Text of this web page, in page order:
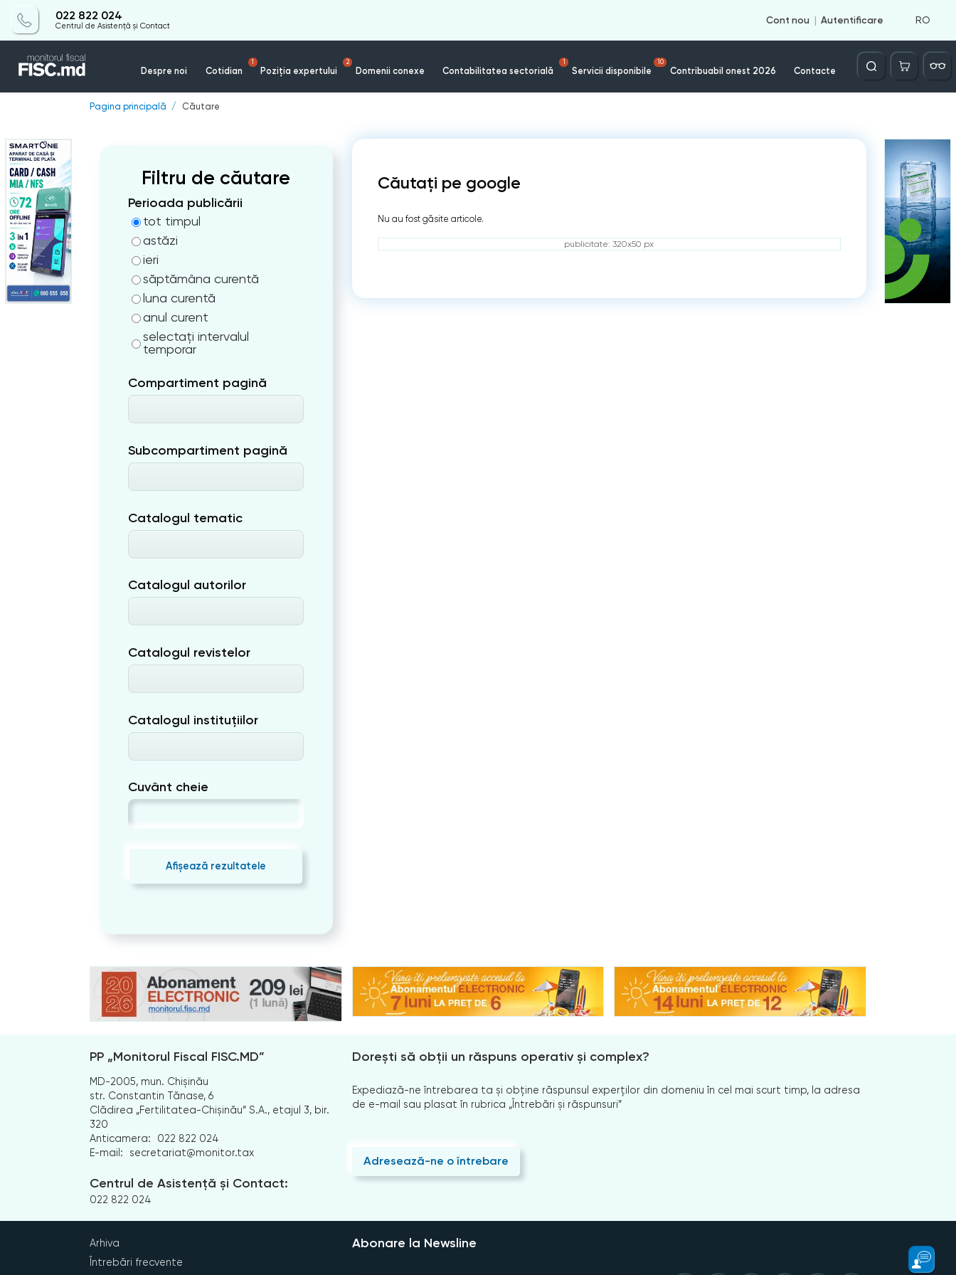
022 822 024
Centrul de Asistență și Contact
Cont nou Autentificare RO
Despre noi Cotidian
1
Poziția expertului
2
Domenii conexe Contabilitatea sectorială
1
Servicii disponibile
10
Contribuabil onest 2026 Contacte
Căutare
Pagina principală Căutare
Filtru de căutare
Perioada publicării
tot timpul
astăzi
ieri
săptămâna curentă
luna curentă
anul curent
selectați intervalul
temporar
Compartiment pagină
Subcompartiment pagină
Catalogul tematic
Catalogul autorilor
Catalogul revistelor
Catalogul instituțiilor
Cuvânt cheie
Afișează rezultatele
Căutați pe google
Nu au fost găsite articole.
publicitate: 320x50 px
PP „Monitorul Fiscal FISC.MD”
MD-2005, mun. Chișinău
str. Constantin Tănase, 6
Clădirea „Fertilitatea-Chișinău” S.A., etajul 3, bir.
320
Anticamera:
022 822 024
E-mail:
secretariat@monitor.tax
Centrul de Asistență și Contact:
022 822 024
Dorești să obții un răspuns operativ și complex?
Expediază-ne întrebarea ta și obține răspunsul experților din domeniu în cel mai scurt timp, la adresa
de e-mail sau plasat în rubrica „Întrebări și răspunsuri”
Adresează-ne o întrebare
Arhiva
Întrebări frecvente
Abonare la Newsline